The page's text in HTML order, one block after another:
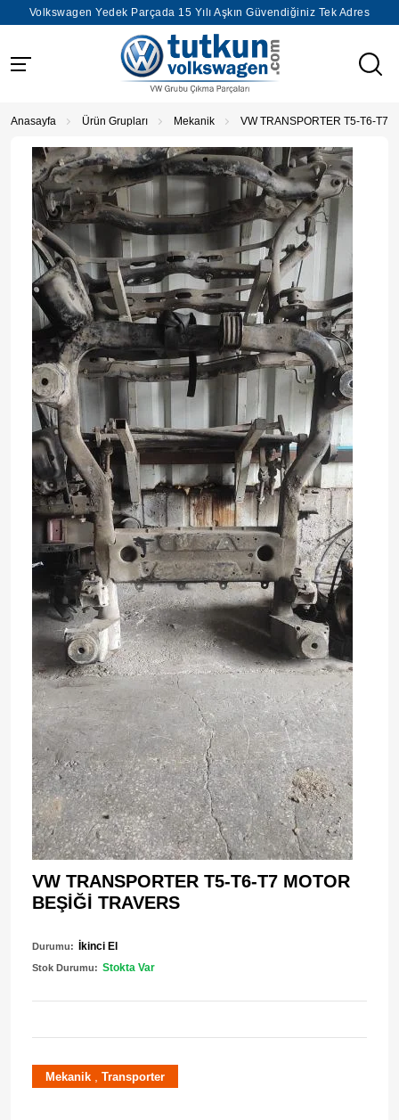
Volkswagen Yedek Parçada 15 Yılı Aşkın Güvendiğiniz Tek Adres
Anasayfa Ürün Grupları Mekanik VW TRANSPORTER T5-T6-T7
VW TRANSPORTER T5-T6-T7 MOTOR
BEŞİĞİ TRAVERS
Durumu: İkinci El
Stok Durumu: Stokta Var
Mekanik , Transporter